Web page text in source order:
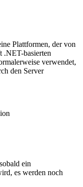
Plattformen, der von
.NET-basierten
verwendet,
den Server
ein
es werden noch